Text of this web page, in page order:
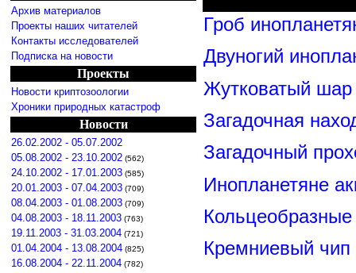
Архив материалов
Проекты наших читателей
Контакты исследователей
Подписка на новости
Проекты
Новости криптозоологии
Хроники природных катастроф
Новости
26.02.2002 - 05.07.2002
05.08.2002 - 23.10.2002 (562)
24.10.2002 - 17.01.2003 (585)
20.01.2003 - 07.04.2003 (709)
08.04.2003 - 01.08.2003 (709)
04.08.2003 - 18.11.2003 (763)
19.11.2003 - 31.03.2004 (721)
01.04.2004 - 13.08.2004 (825)
16.08.2004 - 22.11.2004 (782)
Гроб
Двуногий
Жутковатый шар
Загадочная
Загадочный
Инопланетяне
Кремниевый